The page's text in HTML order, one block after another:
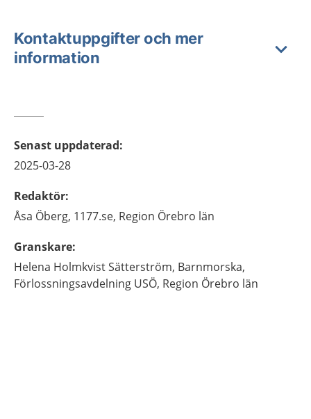
Kontaktuppgifter och mer
information
Senast uppdaterad:
2025-03-28
Redaktör:
Åsa Öberg, 1177.se, Region Örebro län
Granskare:
Helena Holmkvist Sätterström, Barnmorska,
Förlossningsavdelning USÖ, Region Örebro län